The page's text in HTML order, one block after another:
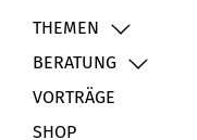
THEMEN
BERATUNG
VORTRÄGE
SHOP